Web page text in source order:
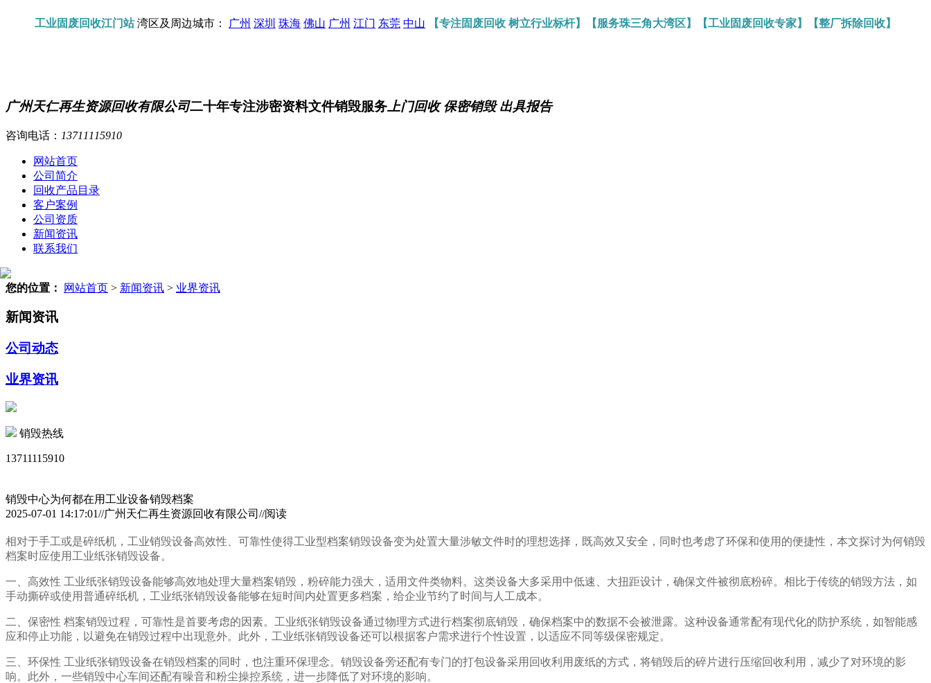
工业固废回收江门站湾区及周边城市： 广州 深圳 珠海 佛山 广州 江门 东莞 中山 【专注固废回收 树立行业标杆】【服务珠三角大湾区】【工业固废回收专家】【整厂拆除回收】
广州天仁再生资源回收有限公司二十年专注涉密资料文件销毁服务 上门回收 保密销毁 出具报告
咨询电话： 13711115910
网站首页
公司简介
回收产品目录
客户案例
公司资质
新闻资讯
联系我们
您的位置： 网站首页 > 新闻资讯 > 业界资讯
新闻资讯
公司动态
业界资讯
销毁热线
13711115910
销毁中心为何都在用工业设备销毁档案
2025-07-01 14:17:01//广州天仁再生资源回收有限公司//阅读
相对于手工或是碎纸机，工业销毁设备高效性、可靠性使得工业型档案销毁设备变为处置大量涉敏文件时的理想选择，既高效又安全，同时也考虑了环保和使用的便捷性，本文探讨为何销毁
档案时应使用工业纸张销毁设备。
一、高效性 工业纸张销毁设备能够高效地处理大量档案销毁，粉碎能力强大，适用文件类物料。这类设备大多采用中低速、大扭距设计，确保文件被彻底粉碎。相比于传统的销毁方法，如
手动撕碎或使用普通碎纸机，工业纸张销毁设备能够在短时间内处置更多档案，给企业节约了时间与人工成本。
二、保密性 档案销毁过程，可靠性是首要考虑的因素。工业纸张销毁设备通过物理方式进行档案彻底销毁，确保档案中的数据不会被泄露。这种设备通常配有现代化的防护系统，如智能感
应和停止功能，以避免在销毁过程中出现意外。此外，工业纸张销毁设备还可以根据客户需求进行个性设置，以适应不同等级保密规定。
三、环保性 工业纸张销毁设备在销毁档案的同时，也注重环保理念。销毁设备旁还配有专门的打包设备采用回收利用废纸的方式，将销毁后的碎片进行压缩回收利用，减少了对环境的影
响。此外，一些销毁中心车间还配有噪音和粉尘操控系统，进一步降低了对环境的影响。